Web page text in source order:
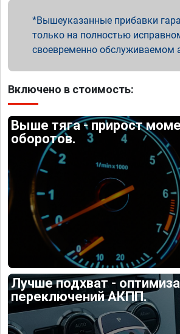
Вышеуказанные прибавки
только на полностью
своевременно обслуживаемом
Включено в стоимость:
Выше тяга - прирост
оборотов.
Лучше подхват -
переключений АКПП.